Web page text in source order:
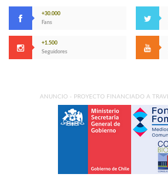
+30.000
Fans
+1.500
Seguidores
ANUNCIO - PROYECTO FINANCIADO A